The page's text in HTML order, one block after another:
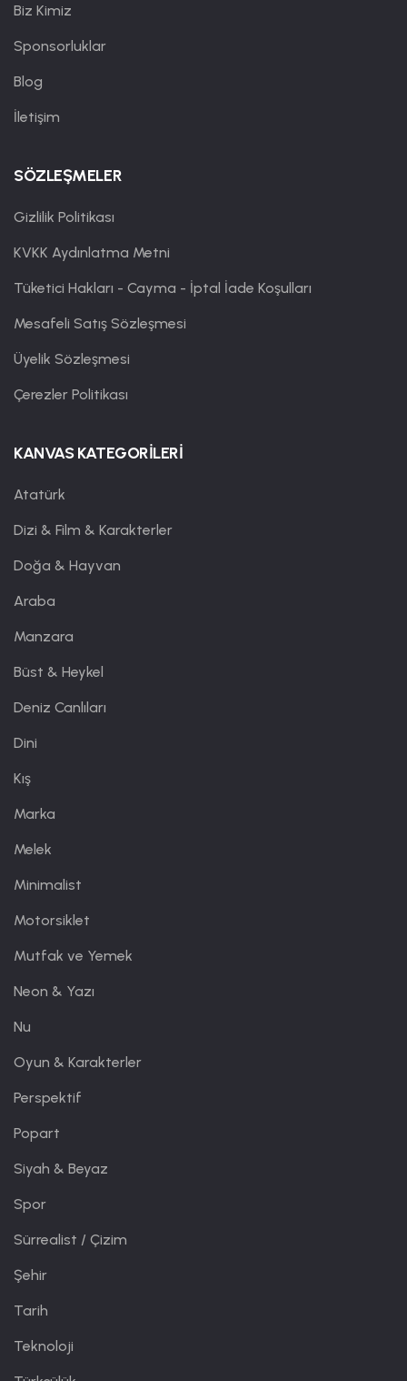
Biz Kimiz
Sponsorluklar
Blog
İletişim
SÖZLEŞMELER
Gizlilik Politikası
KVKK Aydınlatma Metni
Tüketici Hakları - Cayma - İptal İade Koşulları
Mesafeli Satış Sözleşmesi
Üyelik Sözleşmesi
Çerezler Politikası
KANVAS KATEGORİLERİ
Atatürk
Dizi & Film & Karakterler
Doğa & Hayvan
Araba
Manzara
Büst & Heykel
Deniz Canlıları
Dini
Kış
Marka
Melek
Minimalist
Motorsiklet
Mutfak ve Yemek
Neon & Yazı
Nu
Oyun & Karakterler
Perspektif
Popart
Siyah & Beyaz
Spor
Sürrealist / Çizim
Şehir
Tarih
Teknoloji